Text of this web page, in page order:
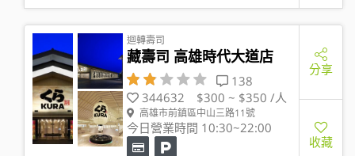
迴轉壽司
藏壽司 高雄時代大道店
138
344632
$300 ~ $350 /人
高雄市前鎮區中山三路11號
今日營業時間 10:30~22:00
分享
收藏